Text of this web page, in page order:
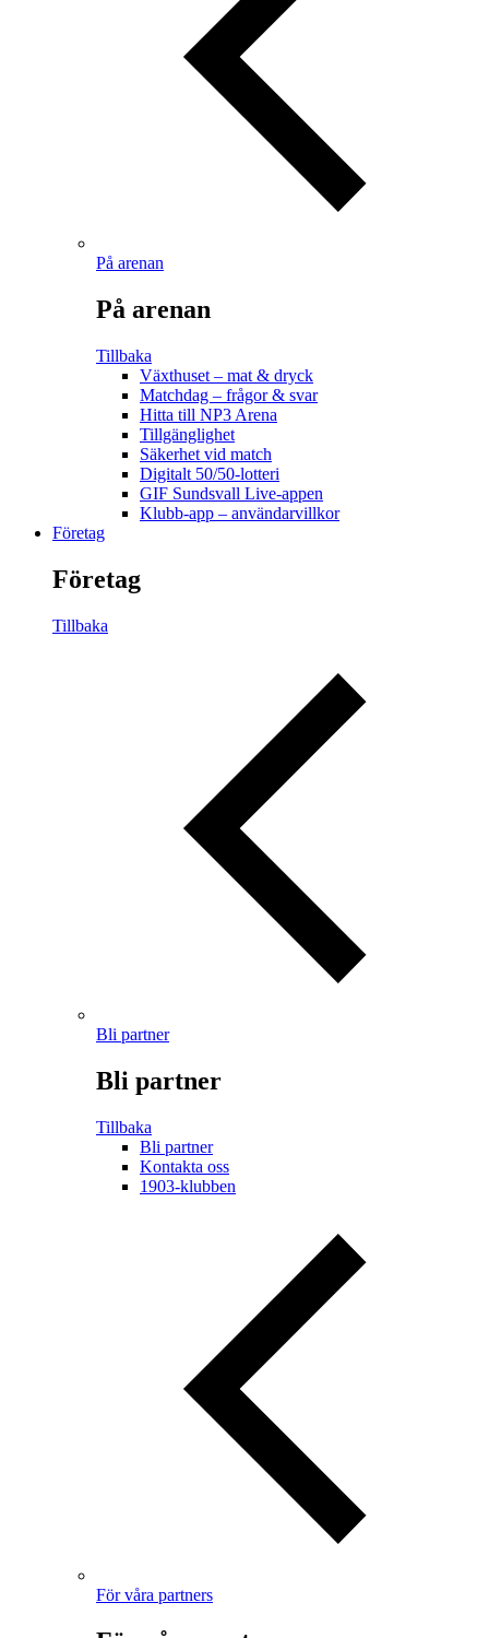
På arenan
På arenan
Tillbaka
Växthuset – mat & dryck
Matchdag – frågor & svar
Hitta till NP3 Arena
Tillgänglighet
Säkerhet vid match
Digitalt 50/50-lotteri
GIF Sundsvall Live-appen
Klubb-app – användarvillkor
Företag
Företag
Tillbaka
Bli partner
Bli partner
Tillbaka
Bli partner
Kontakta oss
1903-klubben
För våra partners